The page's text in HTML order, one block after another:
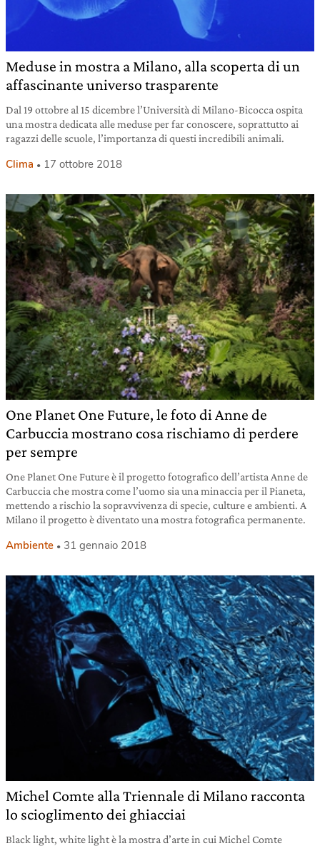
Meduse in mostra a Milano, alla scoperta di un
affascinante universo trasparente
Dal 19 ottobre al 15 dicembre l’Università di Milano-Bicocca ospita
una mostra dedicata alle meduse per far conoscere, soprattutto ai
ragazzi delle scuole, l’importanza di questi incredibili animali.
Clima 17 ottobre 2018
One Planet One Future, le foto di Anne de
Carbuccia mostrano cosa rischiamo di perdere
per sempre
One Planet One Future è il progetto fotografico dell’artista Anne de
Carbuccia che mostra come l’uomo sia una minaccia per il Pianeta,
mettendo a rischio la sopravvivenza di specie, culture e ambienti. A
Milano il progetto è diventato una mostra fotografica permanente.
Ambiente 31 gennaio 2018
Michel Comte alla Triennale di Milano racconta
lo scioglimento dei ghiacciai
Black light, white light è la mostra d’arte in cui Michel Comte